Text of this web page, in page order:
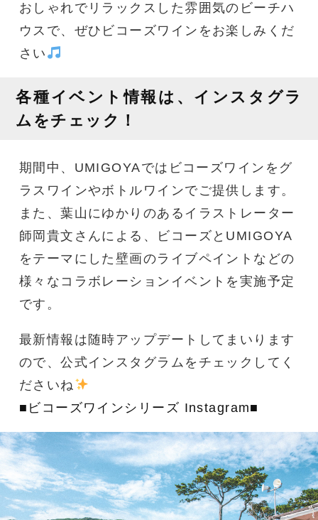
おしゃれでリラックスした雰囲気のビーチハ
ウスで、ぜひビコーズワインをお楽しみくだ
さい
各種イベント情報は、インスタグラ
ムをチェック！
期間中、UMIGOYAではビコーズワインをグ
ラスワインやボトルワインでご提供します。
また、葉山にゆかりのあるイラストレーター
師岡貴文さんによる、ビコーズとUMIGOYA
をテーマにした壁画のライブペイントなどの
様々なコラボレーションイベントを実施予定
です。
最新情報は随時アップデートしてまいります
ので、公式インスタグラムをチェックしてく
ださいね
■ビコーズワインシリーズ Instagram■